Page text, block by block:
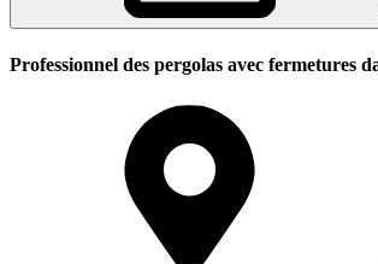
Professionnel des pergolas avec fermetures